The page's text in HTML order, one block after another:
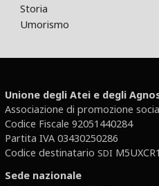
Storia
Umorismo
Unione degli Atei e degli
Associazione di promozione
Codice Fiscale 92051440284
Partita IVA 03430250286
Codice destinatario SDI M5UXCR1
Sede nazionale